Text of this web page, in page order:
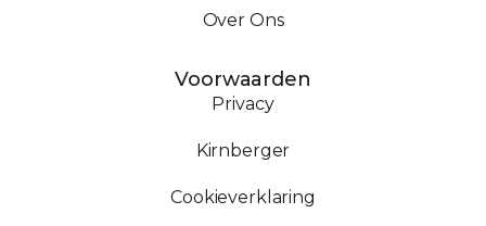
Over Ons
Voorwaarden
Privacy
Kirnberger
Cookieverklaring